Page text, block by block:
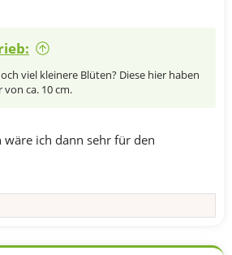
viel kleinere Blüten? Diese hier haben
ca. 10 cm.
wäre ich dann sehr für den